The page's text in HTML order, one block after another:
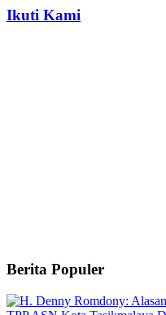
Ikuti Kami
Berita Populer